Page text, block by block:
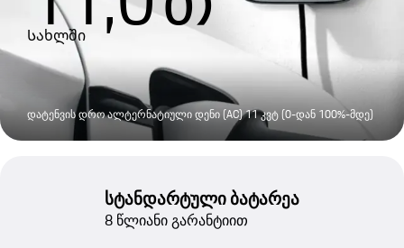
Სახლში
დატენვის დრო ალტერნატიული დენი (AC) 11 კვტ (0-დან 100%-მდე)
სტანდარტული ბატარეა
8 წლიანი გარანტიით